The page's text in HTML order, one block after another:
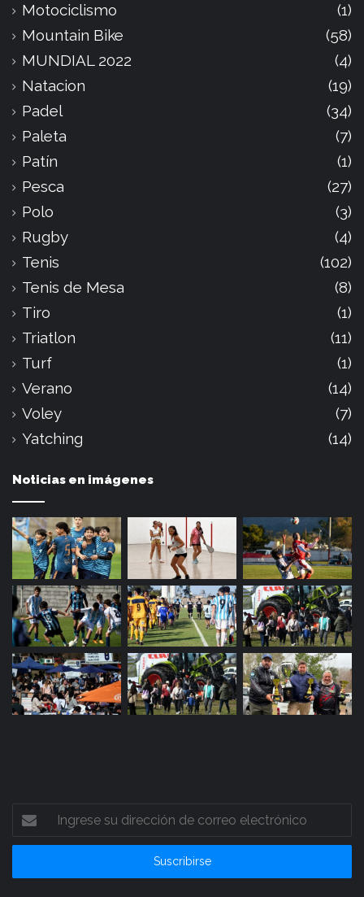
Motociclismo
(1)
Mountain Bike
(58)
MUNDIAL 2022
(4)
Natacion
(19)
Padel
(34)
Paleta
(7)
Patín
(1)
Pesca
(27)
Polo
(3)
Rugby
(4)
Tenis
(102)
Tenis de Mesa
(8)
Tiro
(1)
Triatlon
(11)
Turf
(1)
Verano
(14)
Voley
(7)
Yatching
(14)
Noticias en imágenes
Ingrese
su
dirección
correo